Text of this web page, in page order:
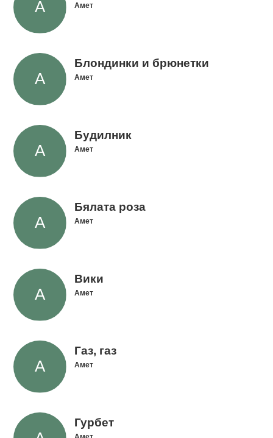
Амет
Блондинки и брюнетки
Амет
Будилник
Амет
Бялата роза
Амет
Вики
Амет
Газ, газ
Амет
Гурбет